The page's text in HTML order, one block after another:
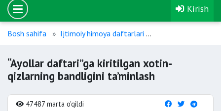
Kirish
Bosh sahifa Ijtimoiy himoya daftarlari
“Ayollar daftari”ga kiritilgan xotin-
qizlarning bandligini ta’minlash
47487 marta o'qildi